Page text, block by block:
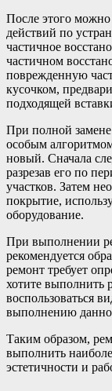
После этого
действий по
частичное
частичном
поврежденную
кусочком,
подходящей
При полной замене
особым
новый. Сначала
разрезав его по
участков. Затем
покрытие,
оборудование.
При выполнении
рекомендуется
ремонт требует
хотите выполнить
воспользоваться
выполнению
Таким образом,
выполнить
эстетичности и